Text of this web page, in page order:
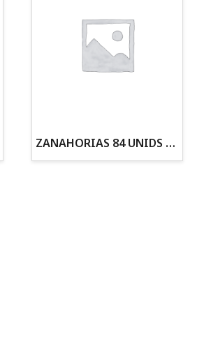
ZANAHORIAS 84 UNIDS EN DISPLAY